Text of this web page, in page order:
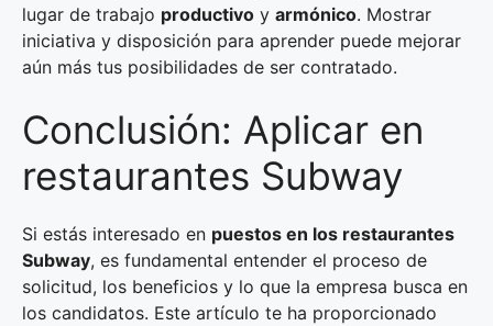
lugar de trabajo productivo y armónico. Mostrar
iniciativa y disposición para aprender puede mejorar
aún más tus posibilidades de ser contratado.
Conclusión: Aplicar en
restaurantes Subway
Si estás interesado en puestos en los restaurantes
Subway, es fundamental entender el proceso de
solicitud, los beneficios y lo que la empresa busca en
los candidatos. Este artículo te ha proporcionado